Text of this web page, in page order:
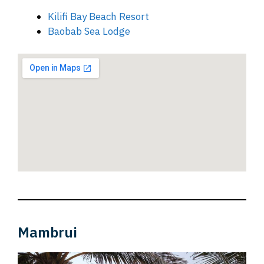
Kilifi Bay Beach Resort
Baobab Sea Lodge
Mambrui